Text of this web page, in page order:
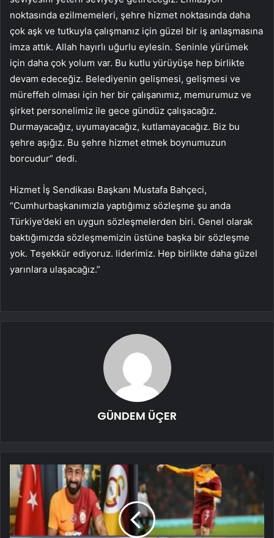
noktasında ezilmemeleri, şehre hizmet noktasında daha
çok aşk ve tutkuyla çalışmanız için güzel bir iş anlaşmasına
imza attık. Allah hayırlı uğurlu eylesin. Seninle yürümek
için daha çok yolum var. Bu kutlu yürüyüşe hep birlikte
devam edeceğiz. Belediyenin gelişmesi, gelişmesi ve
müreffeh olması için her bir çalışanımız, memurumuz ve
şirket personelimiz ile gece gündüz çalışacağız.
Durmayacağız, uyumayacağız, kutlamayacağız. Biz bu
şehre aşığız. Bu şehre hizmet etmek boynumuzun
borcudur” dedi.
Hizmet İş Sendikası Başkanı Mustafa Bahçeci,
“Cumhurbaşkanımızla yaptığımız sözleşme şu anda
Türkiye’deki en uygun sözleşmelerden biri. Genel olarak
baktığımızda sözleşmemizin üstüne başka bir sözleşme
yok. Teşekkür ediyoruz. liderimiz. Hep birlikte daha güzel
yarınlara ulaşacağız.”
GÜNDEM ÜÇER